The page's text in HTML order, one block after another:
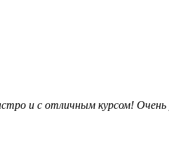
и с отличным курсом! Очень